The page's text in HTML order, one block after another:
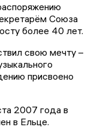
Союза
более 40 лет.
свою мечту –
присвоено
2007 года в
в Ельце.